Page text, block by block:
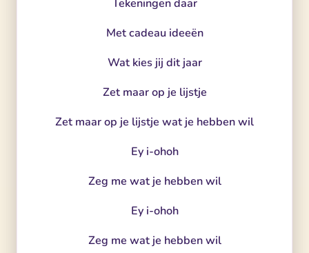
Tekeningen daar
Met cadeau ideeën
Wat kies jij dit jaar
Zet maar op je lijstje
Zet maar op je lijstje wat je hebben wil
Ey i-ohoh
Zeg me wat je hebben wil
Ey i-ohoh
Zeg me wat je hebben wil